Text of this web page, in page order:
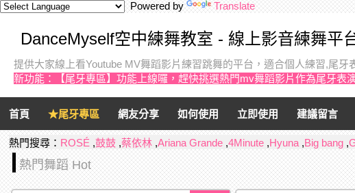
Powered by Translate
DanceMyself空中練舞教室 - 線上影音練舞平
提供大家線上看Youtube MV舞蹈影片練習跳舞的平台，適合個人練習,尾牙
新功能：【尾牙專區】功能上線囉，趕快挑選熱門mv舞蹈影片作為尾牙表
首頁 ★尾牙專區 網友分享 如何使用 立即使用 建議留言
熱門搜尋： ROSÉ ,鼓鼓 ,蔡依林 ,Ariana Grande ,4Minute ,Hyuna ,Big bang ,
熱門舞蹈 Hot